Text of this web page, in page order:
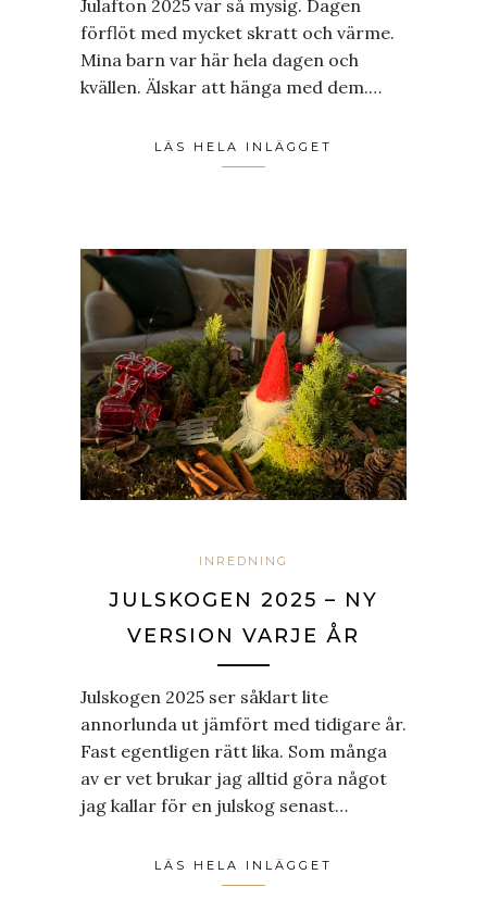
Julafton 2025 var så mysig. Dagen
förflöt med mycket skratt och värme.
Mina barn var här hela dagen och
kvällen. Älskar att hänga med dem.…
LÄS HELA INLÄGGET
INREDNING
JULSKOGEN 2025 – NY
VERSION VARJE ÅR
Julskogen 2025 ser såklart lite
annorlunda ut jämfört med tidigare år.
Fast egentligen rätt lika. Som många
av er vet brukar jag alltid göra något
jag kallar för en julskog senast…
LÄS HELA INLÄGGET